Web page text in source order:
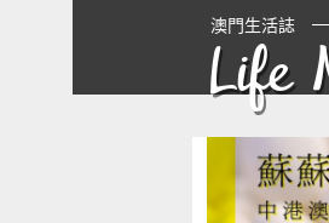
澳門生活誌
Life